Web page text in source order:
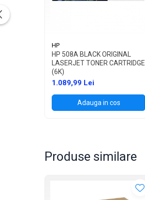
HP
HP 508A BLACK ORIGINAL
LASERJET TONER CARTRIDGE
(6K)
1.089,99 Lei
Adauga in cos
Produse similare